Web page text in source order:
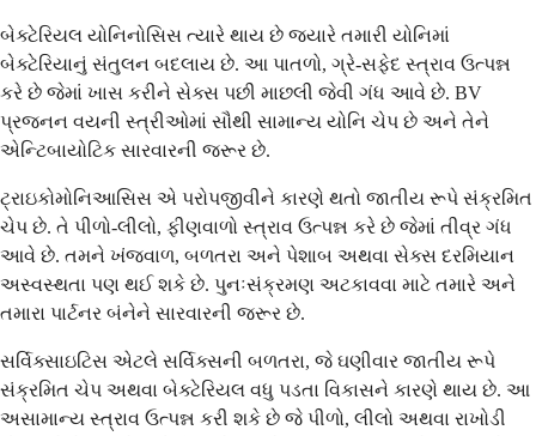
બેક્ટેરિયલ યોનિનોસિસ ત્યારે થાય છે જ્યારે તમારી યોનિમાં
બેક્ટેરિયાનું સંતુલન બદલાય છે. આ પાતળો, ગ્રે-સફેદ સ્ત્રાવ ઉત્પન્ન
કરે છે જેમાં ખાસ કરીને સેક્સ પછી માછલી જેવી ગંધ આવે છે. BV
પ્રજનન વયની સ્ત્રીઓમાં સૌથી સામાન્ય યોનિ ચેપ છે અને તેને
એન્ટિબાયોટિક સારવારની જરૂર છે.
ટ્રાઇકોમોનિઆસિસ એ પરોપજીવીને કારણે થતો જાતીય રૂપે સંક્રમિત
ચેપ છે. તે પીળો-લીલો, ફીણવાળો સ્ત્રાવ ઉત્પન્ન કરે છે જેમાં તીવ્ર ગંધ
આવે છે. તમને ખંજવાળ, બળતરા અને પેશાબ અથવા સેક્સ દરમિયાન
અસ્વસ્થતા પણ થઈ શકે છે. પુનઃસંક્રમણ અટકાવવા માટે તમારે અને
તમારા પાર્ટનર બંનેને સારવારની જરૂર છે.
સર્વિક્સાઇટિસ એટલે સર્વિક્સની બળતરા, જે ઘણીવાર જાતીય રૂપે
સંક્રમિત ચેપ અથવા બેક્ટેરિયલ વધુ પડતા વિકાસને કારણે થાય છે. આ
અસામાન્ય સ્ત્રાવ ઉત્પન્ન કરી શકે છે જે પીળો, લીલો અથવા રાખોડી